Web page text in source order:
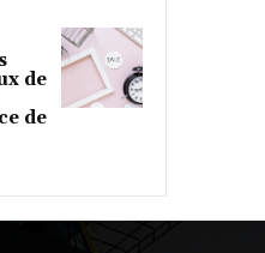
de
de